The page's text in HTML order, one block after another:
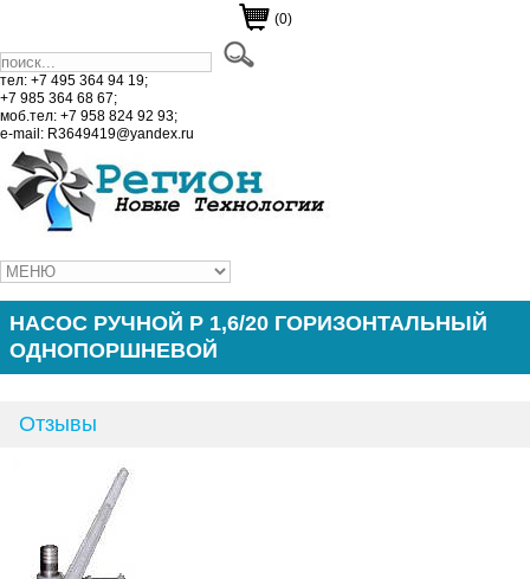
(0)
тел: +7 495 364 94 19;
+7 985 364 68 67;
моб.тел: +7 958 824 92 93;
e-mail: R3649419@yandex.ru
НАСОС РУЧНОЙ Р 1,6/20 ГОРИЗОНТАЛЬНЫЙ
ОДНОПОРШНЕВОЙ
Отзывы